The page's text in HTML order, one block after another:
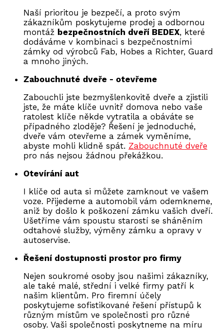
Naší prioritou je bezpečí, a proto svým
zákazníkům poskytujeme prodej a odbornou
montáž bezpečnostních dveří BEDEX, které
dodáváme v kombinaci s bezpečnostními
zámky od výrobců Fab, Hobes a Richter, Guard
a mnoho jiných.
Zabouchnuté dveře - otevřeme
Zabouchli jste bezmyšlenkovitě dveře a zjistili
jste, že máte klíče uvnitř domova nebo vaše
ratolest klíče někde vytratila a obáváte se
případného zloděje? Řešení je jednoduché,
dveře vám otevřeme a zámek vyměníme,
abyste mohli klidně spát. Zabouchnuté dveře
pro nás nejsou žádnou překážkou.
Otevírání aut
I klíče od auta si můžete zamknout ve vašem
voze. Přijedeme a automobil vám odemkneme,
aniž by došlo k poškození zámku vašich dveří.
Ušetříme vám spoustu starostí se sháněním
odtahové služby, výměny zámku a opravy v
autoservise.
Řešení dostupnosti prostor pro firmy
Nejen soukromé osoby jsou našimi zákazníky,
ale také malé, střední i velké firmy patří k
našim klientům. Pro firemní účely
poskytujeme sofistikované řešení přístupů k
různým místům ve společnosti pro různé
osoby. Vaši společnosti poskytneme na míru